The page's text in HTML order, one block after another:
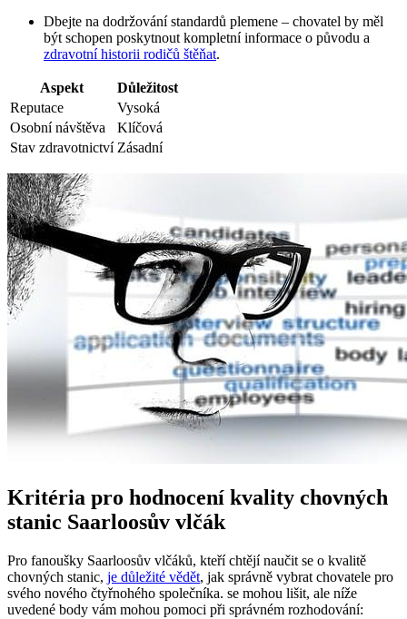
Dbejte na dodržování standardů plemene – chovatel by měl
být schopen poskytnout kompletní informace o původu a
zdravotní historii rodičů štěňat.
Aspekt
Důležitost
Reputace
Vysoká
Osobní návštěva
Klíčová
Stav zdravotnictví Zásadní
Kritéria pro hodnocení kvality chovných
stanic Saarloosův vlčák
Pro fanoušky Saarloosův vlčáků, kteří chtějí naučit se o kvalitě
chovných stanic, je důležité vědět, jak správně vybrat chovatele pro
svého nového čtyřnohého společníka. se mohou lišit, ale níže
uvedené body vám mohou pomoci při správném rozhodování: